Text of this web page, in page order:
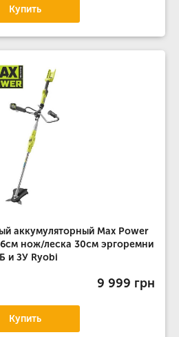
Купить
аккумуляторный Max Power
нож/леска 30см эргоремни
и ЗУ Ryobi
9 999 грн
Купить